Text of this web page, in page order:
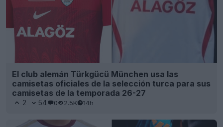
El club alemán Türkgücü München usa las
camisetas oficiales de la selección turca para sus
camisetas de la temporada 26-27
2 54 0 2.5K 14h